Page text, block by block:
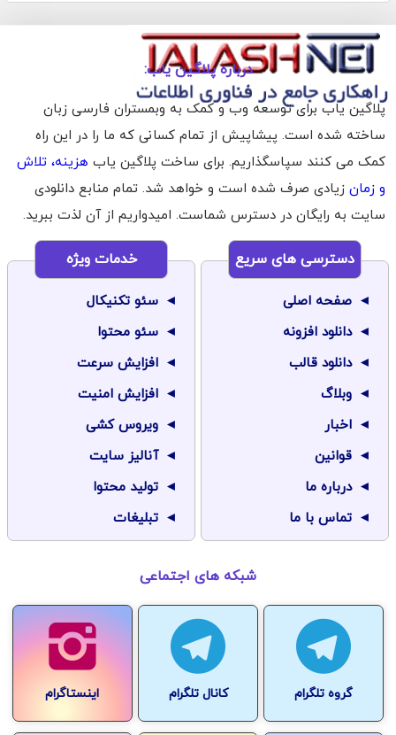
درباره پلاگین یاب:
پلاگین یاب برای توسعه وب و کمک به وبمستران فارسی زبان
ساخته شده است. پیشاپیش از تمام کسانی که ما را در این راه
کمک می کنند سپاسگذاریم. برای ساخت پلاگین یاب هزینه، تلاش
و زمان زیادی صرف شده است و خواهد شد. تمام منابع دانلودی
سایت به رایگان در دسترس شماست. امیدواریم از آن لذت ببرید.
دسترسی های سریع
صفحه اصلی
دانلود افزونه
دانلود قالب
وبلاگ
اخبار
قوانین
درباره ما
تماس با ما
خدمات ویژه
سئو تکنیکال
سئو محتوا
افزایش سرعت
افزایش امنیت
ویروس کشی
آنالیز سایت
تولید محتوا
تبلیغات
شبکه های اجتماعی
گروه تلگرام کانال تلگرام اینستاگرام